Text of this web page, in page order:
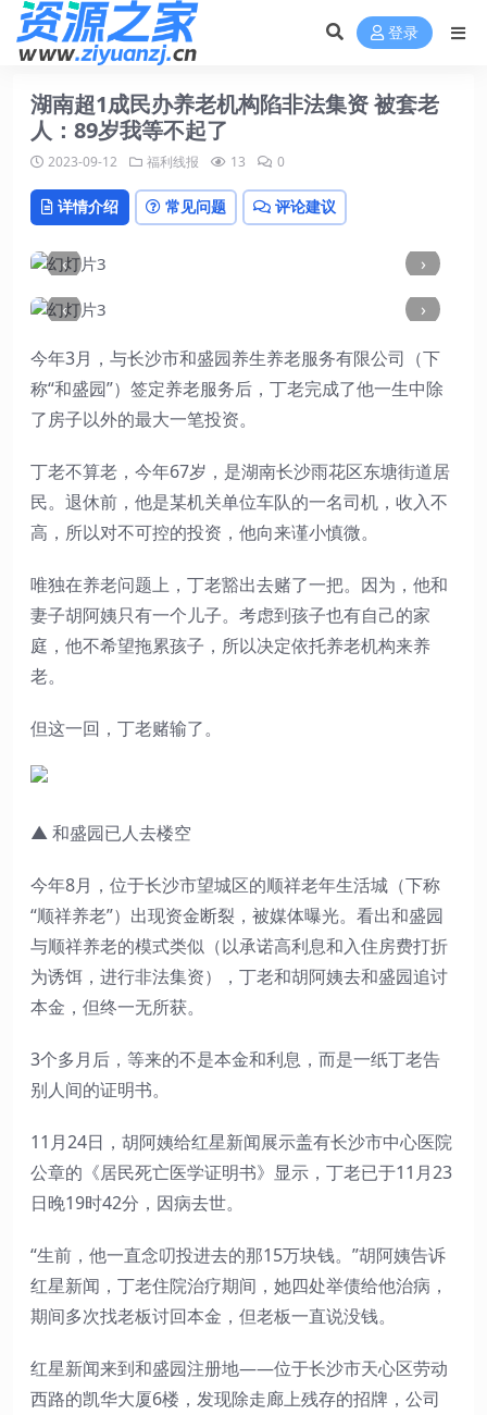
登录
湖南超1成民办养老机构陷非法集资 被套老
人：89岁我等不起了
2023-09-12 福利线报 13 0
详情介绍 常见问题 评论建议
‹
›
‹
›
今年3月，与长沙市和盛园养生养老服务有限公司（下
称“和盛园”）签定养老服务后，丁老完成了他一生中除
了房子以外的最大一笔投资。
丁老不算老，今年67岁，是湖南长沙雨花区东塘街道居
民。退休前，他是某机关单位车队的一名司机，收入不
高，所以对不可控的投资，他向来谨小慎微。
唯独在养老问题上，丁老豁出去赌了一把。因为，他和
妻子胡阿姨只有一个儿子。考虑到孩子也有自己的家
庭，他不希望拖累孩子，所以决定依托养老机构来养
老。
但这一回，丁老赌输了。
▲ 和盛园已人去楼空
今年8月，位于长沙市望城区的顺祥老年生活城（下称
“顺祥养老”）出现资金断裂，被媒体曝光。看出和盛园
与顺祥养老的模式类似（以承诺高利息和入住房费打折
为诱饵，进行非法集资），丁老和胡阿姨去和盛园追讨
本金，但终一无所获。
3个多月后，等来的不是本金和利息，而是一纸丁老告
别人间的证明书。
11月24日，胡阿姨给红星新闻展示盖有长沙市中心医院
公章的《居民死亡医学证明书》显示，丁老已于11月23
日晚19时42分，因病去世。
“生前，他一直念叨投进去的那15万块钱。”胡阿姨告诉
红星新闻，丁老住院治疗期间，她四处举债给他治病，
期间多次找老板讨回本金，但老板一直说没钱。
红星新闻来到和盛园注册地——位于长沙市天心区劳动
西路的凯华大厦6楼，发现除走廊上残存的招牌，公司